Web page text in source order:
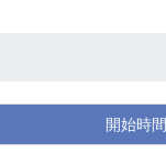
開始時間